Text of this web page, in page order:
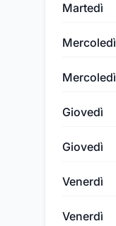
Martedì
Mercoledì
Mercoledì
Giovedì
Giovedì
Venerdì
Venerdì